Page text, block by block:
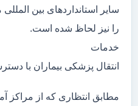
سایر استانداردهای بین
را نیز لحاظ شده است.
خدمات
انتقال پزشکی بیماران با
مطابق انتظاری که از